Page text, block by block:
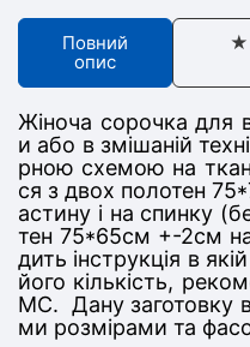
Повний
опис
Жіноча сорочка для
и або в змішаній
рною схемою на
ся з двох полотен
астину і на спинку
тен 75*65см +-2см
дить інструкція в
його кількість,
MC. Дану заготовку
ми розмірами та